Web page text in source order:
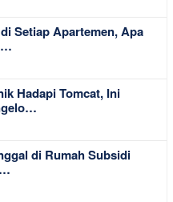
Setiap Apartemen, Apa
…
Hadapi Tomcat, Ini
di Rumah Subsidi